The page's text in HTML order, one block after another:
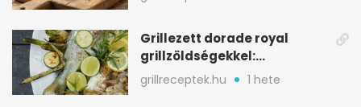
Grillezett dorade royal
grillzöldségekkel:
mediterrán ízek a rostélyról
grillreceptek.hu 1 hete